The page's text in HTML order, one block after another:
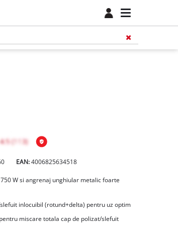
EAN:4006825634518
W si angrenaj unghiular metalic foarte
inlocuibil (rotund+delta) pentru uz optim
miscare totala cap de polizat/slefuit